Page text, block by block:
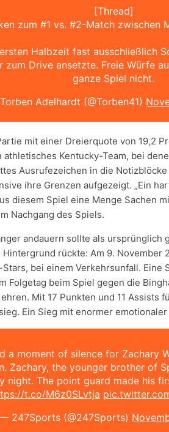
[Thread]
zum #1 vs. #2-Match zwischen
Halbzeit fast ausschließlich
zum Drive ansetzte. Freie Würfe
ganze Spiel nicht.
Adelhardt (@Torben41)
mit einer Dreierquote von 19,2
athletisches Kentucky-Team, bei
Ausrufezeichen in die
ihre Grenzen aufgezeigt. „Ein
diesem Spiel eine Menge Sachen
Nachgang des Spiels.
andauern sollte als
rückte: Am 9. November
bei einem Verkehrsunfall. Eine
Folgetag beim Spiel gegen die
Mit 17 Punkten und 11 Assists
Ein Sieg mit enormer
a moment of silence for Zachary
Zachary, the younger brother of
night. The point guard made his
t.co/M6z0SLvtja
247Sports (@247Sports)